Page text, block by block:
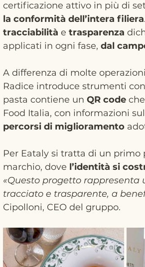
certificazione attivo in più di
la conformità dell’intera filiera
tracciabilità e trasparenza
applicati in ogni fase, dal
A differenza di molte
Radice introduce strumenti
pasta contiene un QR code
Food Italia, con informazioni
percorsi di miglioramento
Per Eataly si tratta di un primo
marchio, dove l’identità si
«Questo progetto
tracciato e trasparente, a
Cipolloni, CEO del gruppo.